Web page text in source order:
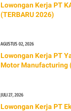
Lowongan Kerja PT
(TERBARU 2026)
AGUSTUS 02, 2026
Lowongan Kerja PT
Motor Manufacturing
JULI 27, 2026
Lowongan Kerja PT